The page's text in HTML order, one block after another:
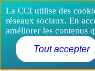
Aller
au
contenu
principal
MENU
Panneau de gestion
La CCI utilise des
réseaux sociaux. En
améliorer les contenus
Tout accepter